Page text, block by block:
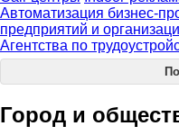
Автоматизация бизнес-
предприятий и
Агентства по
Город и